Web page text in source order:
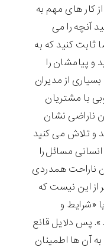
کار های مهم به
آنچه را می
ثابت کنید که به
پیامشان را
از مدیران
با مشتریان
ناراضی نشان
و تلاش می کنید
مسائل را
ناراحت همدردی
از این نیست که
«شرایط و
پس دلایل قانع
به آن ها اطمینان